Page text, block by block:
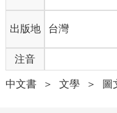
出版地 台灣
注音
中文書 ＞ 文學 ＞ 圖